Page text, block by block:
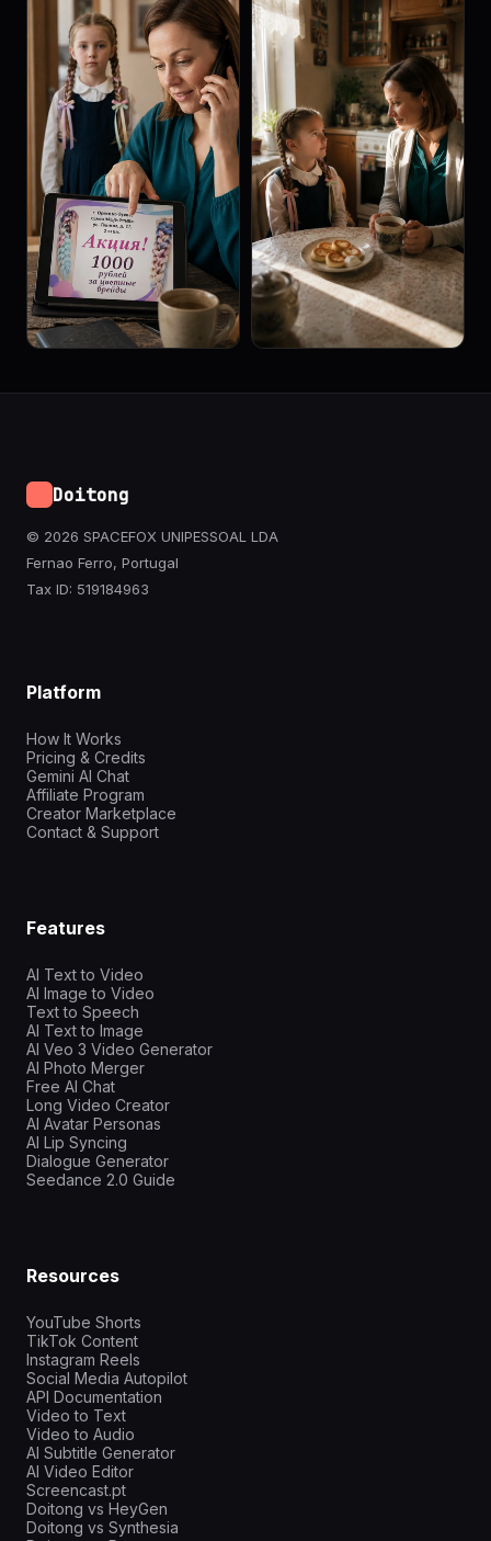
Doitong
© 2026 SPACEFOX UNIPESSOAL LDA
Fernao Ferro, Portugal
Tax ID: 519184963
Platform
How It Works
Pricing & Credits
Gemini AI Chat
Affiliate Program
Creator Marketplace
Contact & Support
Features
AI Text to Video
AI Image to Video
Text to Speech
AI Text to Image
AI Veo 3 Video Generator
AI Photo Merger
Free AI Chat
Long Video Creator
AI Avatar Personas
AI Lip Syncing
Dialogue Generator
Seedance 2.0 Guide
Resources
YouTube Shorts
TikTok Content
Instagram Reels
Social Media Autopilot
API Documentation
Video to Text
Video to Audio
AI Subtitle Generator
AI Video Editor
Screencast.pt
Doitong vs HeyGen
Doitong vs Synthesia